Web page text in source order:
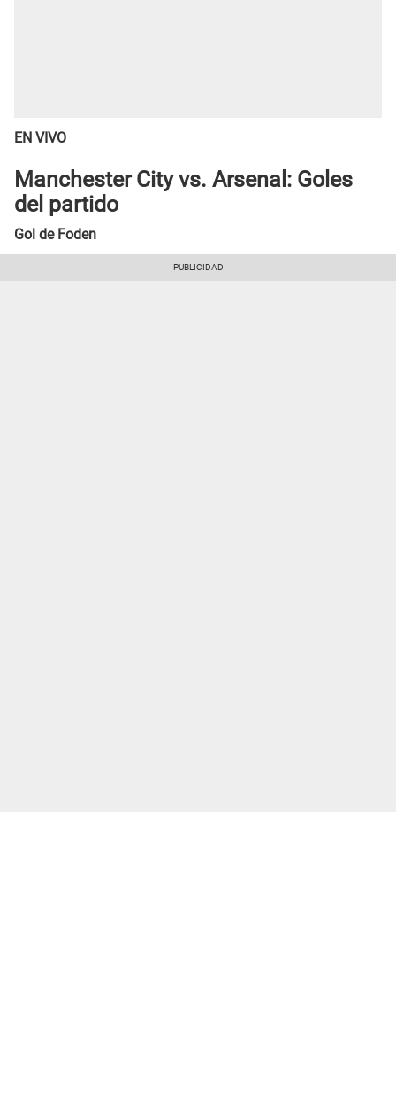
EN VIVO
Manchester City vs. Arsenal: Goles
del partido
Gol de Foden